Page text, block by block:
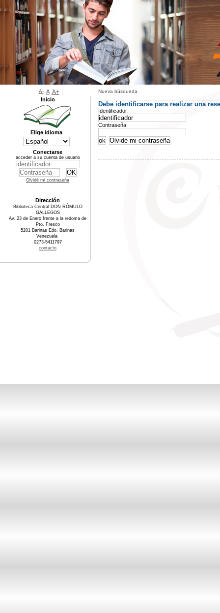
Nueva búsqueda
Debe identificarse para realizar una
Identificador:
Contraseña:
A- A A+
Inicio
Elige idioma
Conectarse
acceder a su cuenta de usuario
Olvidé mi contraseña
Dirección
Biblioteca Central DON RÓMULO
GALLEGOS
Av. 23 de Enero frente a la redoma de
Pto. Fresco
5201 Barinas Edo. Barinas
Venezuela
0273-5411797
contacto